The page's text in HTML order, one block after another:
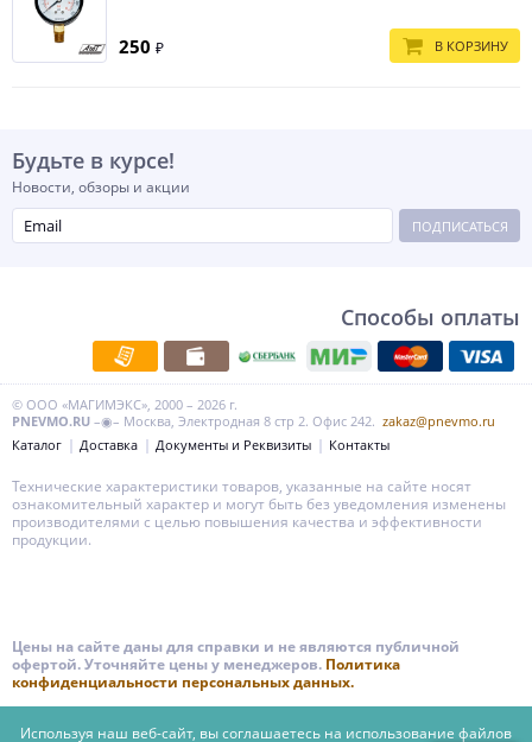
250 ₽ В КОРЗИНУ
Будьте в курсе!
Новости, обзоры и акции
ПОДПИСАТЬСЯ
Способы оплаты
© ООО «МАГИМЭКС», 2000 – 2026 г.
PNEVMO.RU –◉– Москва, Электродная 8 стр 2. Офис 242. zakaz@pnevmo.ru
Каталог
Доставка Документы и Реквизиты Контакты
Технические характеристики товаров, указанные на сайте носят
ознакомительный характер и могут быть без уведомления изменены
производителями с целью повышения качества и эффективности
продукции.
Цены на сайте даны для справки и не являются публичной
офертой. Уточняйте цены у менеджеров. Политика
конфиденциальности персональных данных.
Используя наш веб-сайт, вы соглашаетесь на использование файлов